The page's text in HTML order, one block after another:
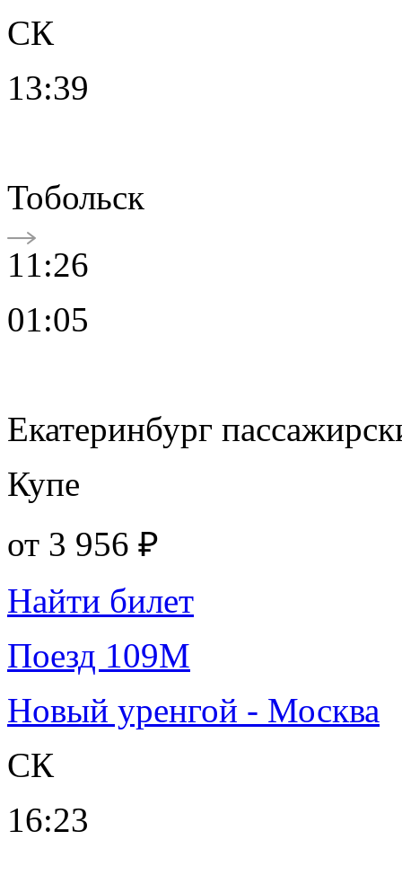
СК
13:39
Тобольск
11:26
01:05
Екатеринбург
Купе
от 3 956 ₽
Найти билет
Поезд 109М
Новый уренгой - Москва
СК
16:23